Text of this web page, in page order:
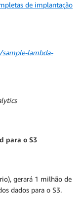
de implantação
lambda-
para o S3
gerará 1 milhão de
dados para o S3.